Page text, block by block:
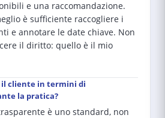
e una raccomandazione.
è sufficiente raccogliere i
e annotare le date chiave. Non
il diritto: quello è il mio
il cliente in termini di
la pratica?
è uno standard, non